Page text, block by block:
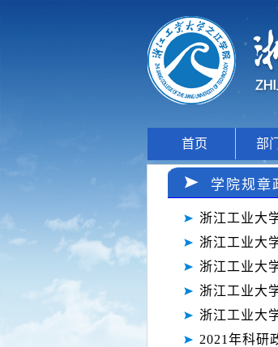
首页 部
学院规章
浙江工业大
浙江工业大
浙江工业大
浙江工业大
浙江工业大
2021年科研